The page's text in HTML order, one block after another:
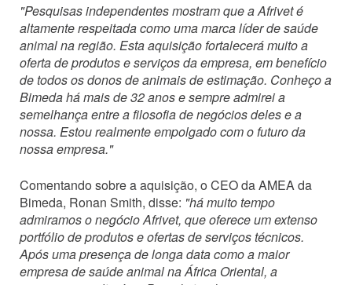
"Pesquisas independentes mostram que a Afrivet é
altamente respeitada como uma marca líder de saúde
animal na região. Esta aquisição fortalecerá muito a
oferta de produtos e serviços da empresa, em benefício
de todos os donos de animais de estimação. Conheço a
Bimeda há mais de 32 anos e sempre admirei a
semelhança entre a filosofia de negócios deles e a
nossa. Estou realmente empolgado com o futuro da
nossa empresa."
Comentando sobre a aquisição, o CEO da AMEA da
Bimeda, Ronan Smith, disse: "há muito tempo
admiramos o negócio Afrivet, que oferece um extenso
portfólio de produtos e ofertas de serviços técnicos.
Após uma presença de longa data como a maior
empresa de saúde animal na África Oriental, a